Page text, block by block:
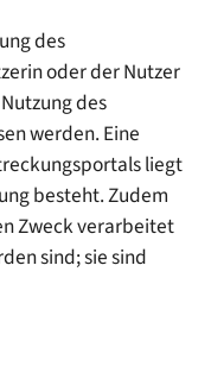
des
oder der Nutzer
des
werden. Eine
liegt
besteht. Zudem
Zweck verarbeitet
sind; sie sind